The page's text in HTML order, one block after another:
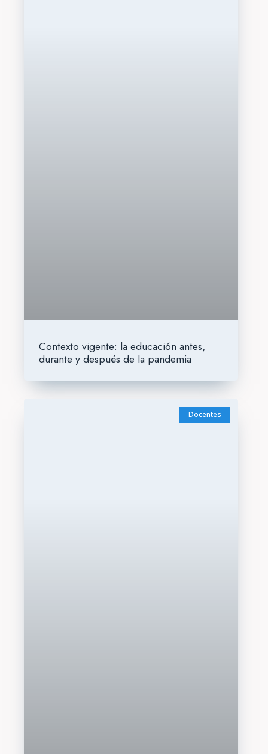
Contexto vigente: la educación antes,
durante y después de la pandemia
Docentes